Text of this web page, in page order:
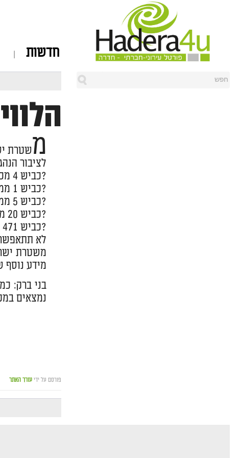
חדשות
משטרת
לציבור הנהגים, החל מהשעה 10:00 יחל וויסות
?כביש 4 מכיוון צומת רעננה למשמר השבעה.
?כביש 1 ממחלף בן שמן לכיוון קיבוץ גלויות.
?כביש 5 ממחלף קסם לכיוון צומת מורשה.
?כביש 20 ממחלף גלילות לכיוון מחלף דב הוז.
?כביש 471 לכל אורכו לשני הכיוונים.
לא
משטרת
מידע נוסף שאינו
בני ברק:
נמצאים
פורסם על ידי עורך האתר